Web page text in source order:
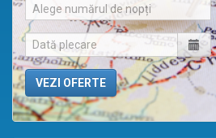
Alege numărul de nopți